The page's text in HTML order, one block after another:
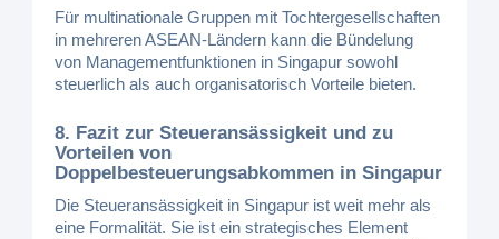
Für multinationale Gruppen mit Tochtergesellschaften
in mehreren ASEAN-Ländern kann die Bündelung
von Managementfunktionen in Singapur sowohl
steuerlich als auch organisatorisch Vorteile bieten.
8. Fazit zur Steueransässigkeit und zu
Vorteilen von
Doppelbesteuerungsabkommen in Singapur
Die Steueransässigkeit in Singapur ist weit mehr als
eine Formalität. Sie ist ein strategisches Element